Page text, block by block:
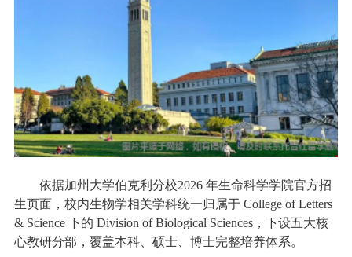
依据加州大学伯克利分校2026 年生命科学学院官方招
生页面，校内生物学相关学科统一归属于 College of Letters
& Science 下的 Division of Biological Sciences，下设五大核
心教研分部，覆盖本科、硕士、博士完整培养体系。